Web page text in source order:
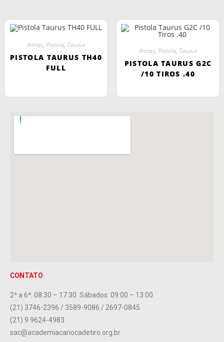
Armas, Pistola, Taurus
PISTOLA TAURUS TH40
FULL
Armas, Pistola, Taurus
PISTOLA TAURUS G2C
/10 TIROS .40
CONTATO
2ª a 6ª: 08:30 – 17:30. Sábados: 09:00 – 13:00
(21) 3746-2396 / 3589-9086 / 2697-0845
(21) 9 9624-4983
sac@academiacariocadetiro.org.br